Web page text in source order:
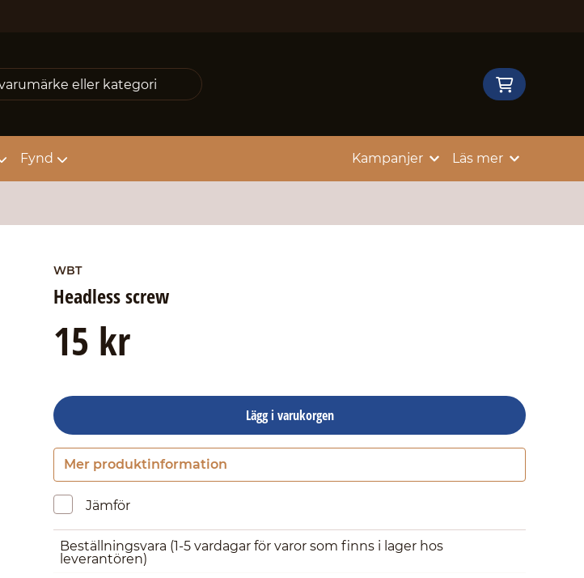
Fynd Kampanjer Läs mer
WBT
Headless screw
15 kr
Lägg i varukorgen
Mer produktinformation
Jämför
Beställningsvara (1-5 vardagar för varor som finns i lager hos
leverantören)